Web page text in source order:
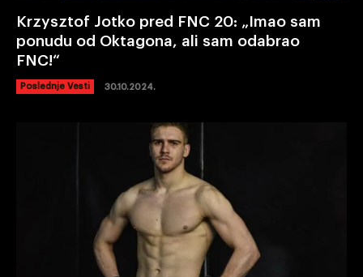
Krzysztof Jotko pred FNC 20: „Imao sam
ponudu od Oktagona, ali sam odabrao
FNC!“
Poslednje Vesti 30.10.2024.